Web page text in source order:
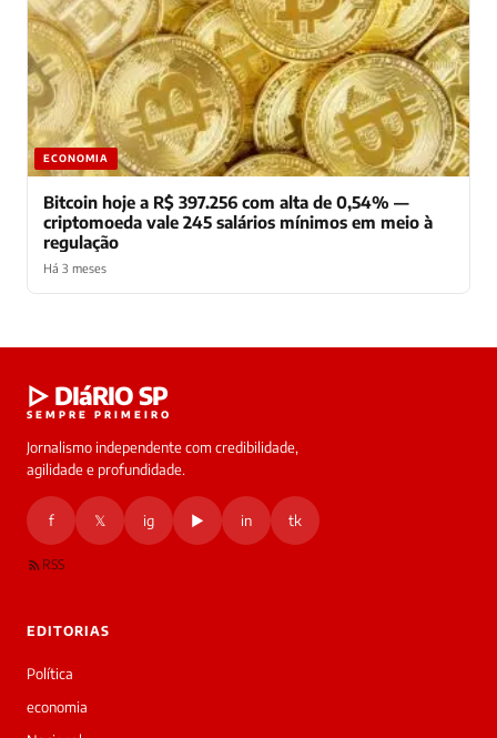
ECONOMIA
Bitcoin hoje a R$ 397.256 com alta de 0,54% —
criptomoeda vale 245 salários mínimos em meio à
regulação
Há 3 meses
online
Oi!
Bom
▷ DIáRIO SP
SEMPRE PRIMEIRO
Jornalismo independente com credibilidade,
agilidade e profundidade.
f 𝕏 ig ▶ in tk
RSS
EDITORIAS
Política
economia